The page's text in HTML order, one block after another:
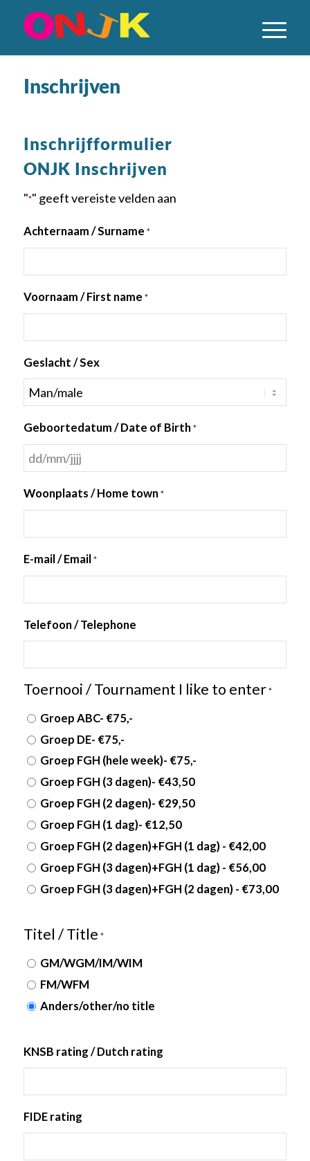
Inschrijven
Inschrijfformulier
ONJK Inschrijven
"*" geeft vereiste velden aan
Achternaam / Surname *
Voornaam / First name *
Geslacht / Sex
Geboortedatum / Date of Birth *
DD
slash
MM
Woonplaats / Home town *
E-mail / Email *
Telefoon / Telephone
Toernooi / Tournament I like to enter *
Groep ABC- €75,-
Groep DE- €75,-
Groep FGH (hele week)- €75,-
Groep FGH (3 dagen)- €43,50
Groep FGH (2 dagen)- €29,50
Groep FGH (1 dag)- €12,50
Groep FGH (2 dagen)+FGH (1 dag) - €42,00
Groep FGH (3 dagen)+FGH (1 dag) - €56,00
Groep FGH (3 dagen)+FGH (2 dagen) - €73,00
Titel / Title *
GM/WGM/IM/WIM
FM/WFM
Anders/other/no title
KNSB rating / Dutch rating
FIDE rating